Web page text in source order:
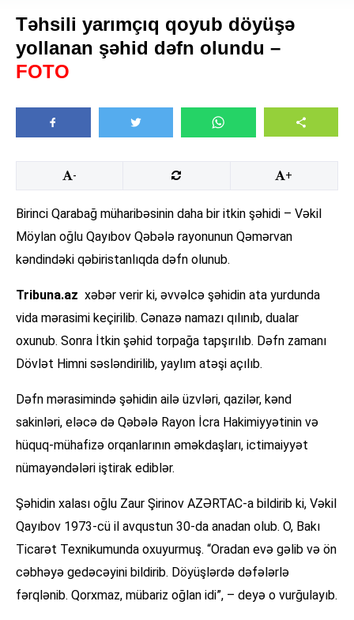
Təhsili yarımçıq qoyub döyüşə
yollanan şəhid dəfn olundu –
FOTO
- +
Birinci Qarabağ müharibəsinin daha bir itkin şəhidi – Vəkil
Möylan oğlu Qayıbov Qəbələ rayonunun Qəmərvan
kəndindəki qəbiristanlıqda dəfn olunub.
Tribuna.az xəbər verir ki, əvvəlcə şəhidin ata yurdunda
vida mərasimi keçirilib. Cənazə namazı qılınıb, dualar
oxunub. Sonra İtkin şəhid torpağa tapşırılıb. Dəfn zamanı
Dövlət Himni səsləndirilib, yaylım atəşi açılıb.
Dəfn mərasimində şəhidin ailə üzvləri, qazilər, kənd
sakinləri, eləcə də Qəbələ Rayon İcra Hakimiyyətinin və
hüquq-mühafizə orqanlarının əməkdaşları, ictimaiyyət
nümayəndələri iştirak ediblər.
Şəhidin xalası oğlu Zaur Şirinov AZƏRTAC-a bildirib ki, Vəkil
Qayıbov 1973-cü il avqustun 30-da anadan olub. O, Bakı
Ticarət Texnikumunda oxuyurmuş. “Oradan evə gəlib və ön
cəbhəyə gedəcəyini bildirib. Döyüşlərdə dəfələrlə
fərqlənib. Qorxmaz, mübariz oğlan idi”, – deyə o vurğulayıb.